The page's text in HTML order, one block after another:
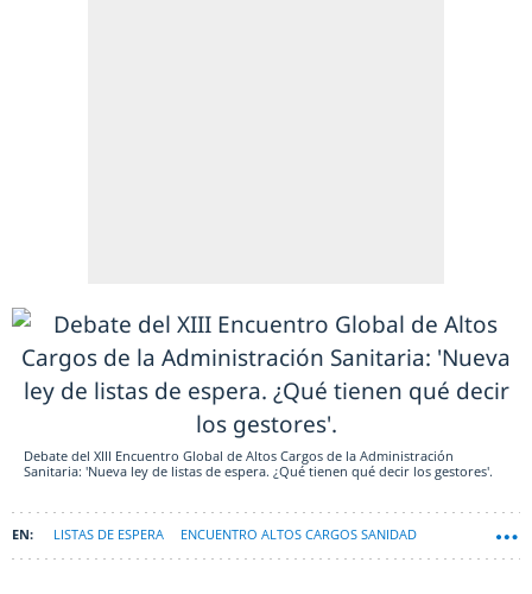
Debate del XIII Encuentro Global de Altos Cargos de la Administración
Sanitaria: 'Nueva ley de listas de espera. ¿Qué tienen qué decir los gestores'.
LISTAS DE ESPERA ENCUENTRO ALTOS CARGOS SANIDAD